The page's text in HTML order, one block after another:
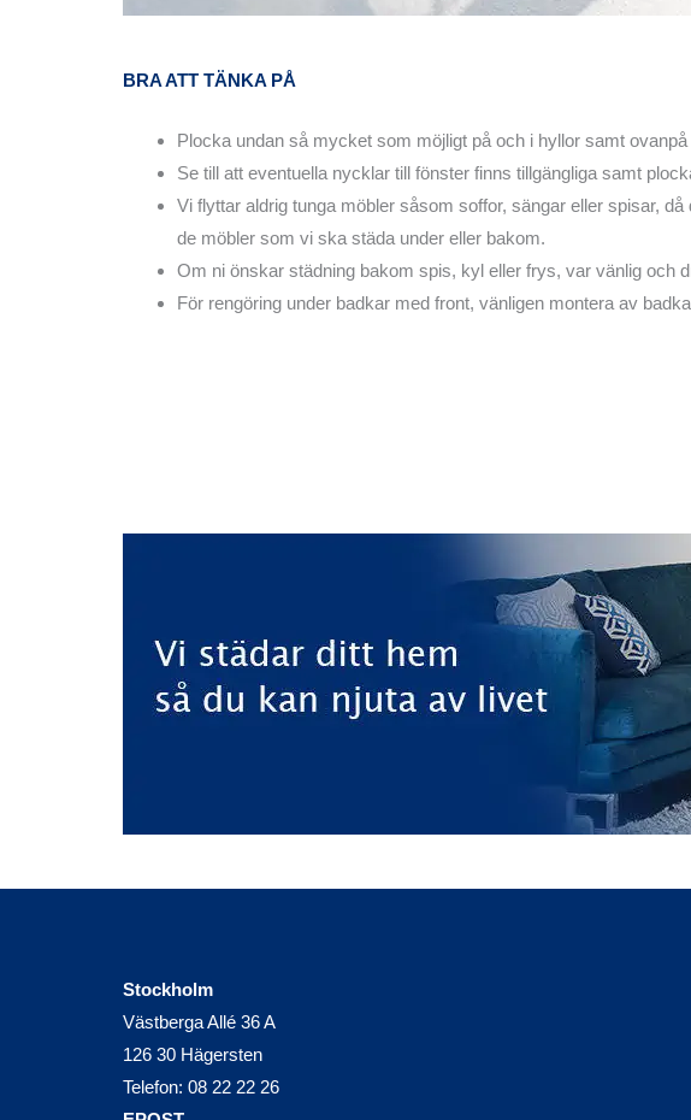
BRA ATT TÄNKA PÅ
Plocka undan så mycket som möjligt på och i hyllor samt
Se till att eventuella nycklar till fönster finns tillgängliga samt
Vi flyttar aldrig tunga möbler såsom soffor, sängar eller spisar,
de möbler som vi ska städa under eller bakom.
Om ni önskar städning bakom spis, kyl eller frys, var vänlig och
För rengöring under badkar med front, vänligen montera av
Stockholm
Västberga Allé 36 A
126 30 Hägersten
Telefon: 08 22 22 26